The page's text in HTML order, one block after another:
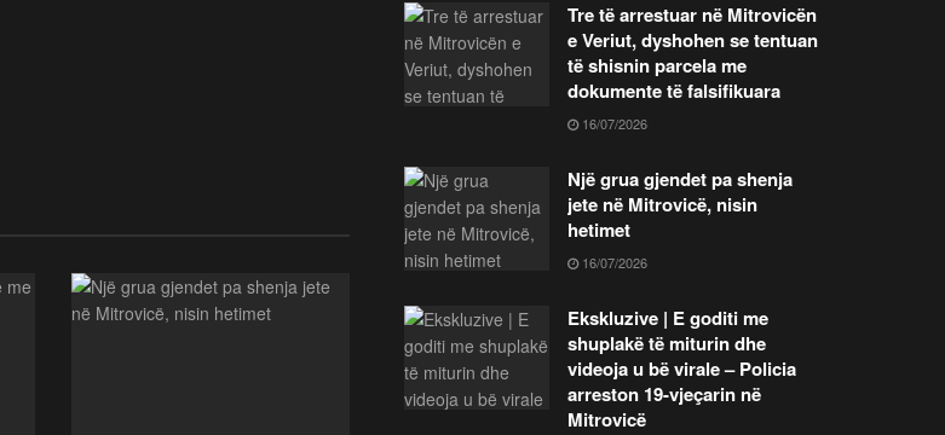
Tre të arrestuar në Mitrovicën
e Veriut, dyshohen se tentuan
të shisnin parcela me
dokumente të falsifikuara
16/07/2026
Një grua gjendet pa shenja
jete në Mitrovicë, nisin
hetimet
16/07/2026
Ekskluzive | E goditi me
shuplakë të miturin dhe
videoja u bë virale – Policia
arreston 19-vjeçarin në
Mitrovicë